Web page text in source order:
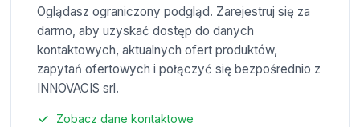
Oglądasz ograniczony podgląd. Zarejestruj się za
darmo, aby uzyskać dostęp do danych
kontaktowych, aktualnych ofert produktów,
zapytań ofertowych i połączyć się bezpośrednio z
INNOVACIS srl.
Zobacz dane kontaktowe